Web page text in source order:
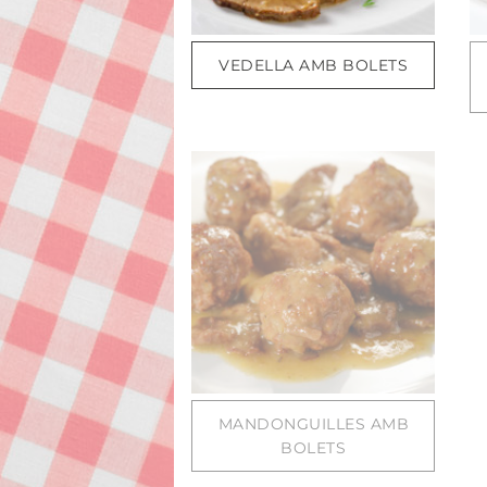
VEDELLA AMB BOLETS
MANDONGUILLES AMB
BOLETS